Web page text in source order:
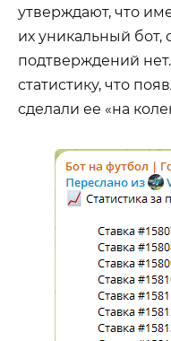
утверждают, что
их уникальный бот,
подтверждений
статистику, что
сделали ее «на